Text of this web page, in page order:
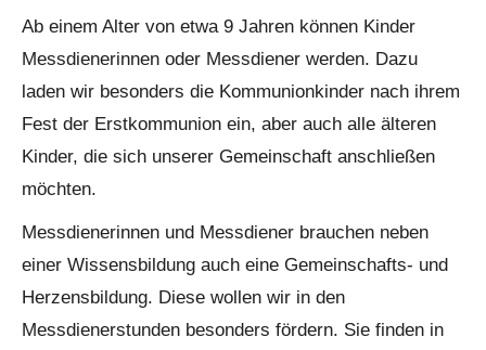
Ab einem Alter von etwa 9 Jahren können Kinder
Messdienerinnen oder Messdiener werden. Dazu
laden wir besonders die Kommunionkinder nach ihrem
Fest der Erstkommunion ein, aber auch alle älteren
Kinder, die sich unserer Gemeinschaft anschließen
möchten.
Messdienerinnen und Messdiener brauchen neben
einer Wissensbildung auch eine Gemeinschafts- und
Herzensbildung. Diese wollen wir in den
Messdienerstunden besonders fördern. Sie finden in